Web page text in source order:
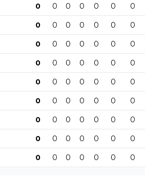
0 0 0 0 0 0 0
0 0 0 0 0 0 0
0 0 0 0 0 0 0
0 0 0 0 0 0 0
0 0 0 0 0 0 0
0 0 0 0 0 0 0
0 0 0 0 0 0 0
0 0 0 0 0 0 0
0 0 0 0 0 0 0